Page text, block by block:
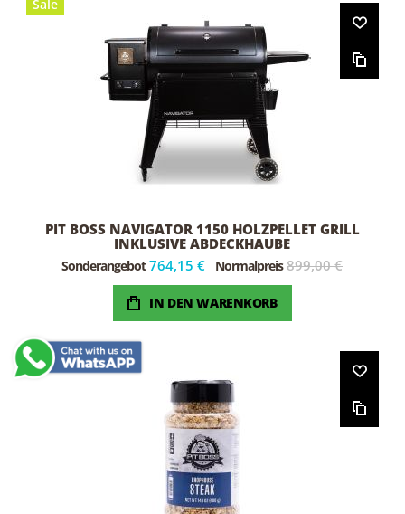
Sale
PIT BOSS NAVIGATOR 1150 HOLZPELLET GRILL
INKLUSIVE ABDECKHAUBE
Sonderangebot 764,15 € Normalpreis 899,00 €
IN DEN WARENKORB